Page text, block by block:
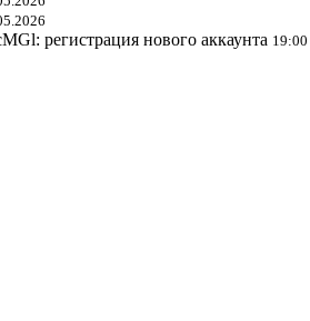
регистрация нового аккаунта